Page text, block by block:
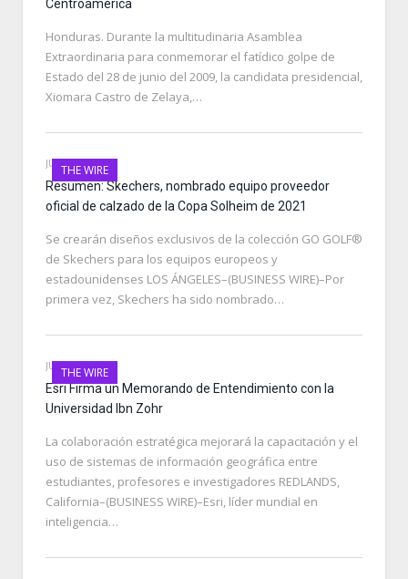
Centroamérica
Honduras. Durante la multitudinaria Asamblea
Extraordinaria para conmemorar el fatídico golpe de
Estado del 28 de junio del 2009, la candidata presidencial,
Xiomara Castro de Zelaya,…
THE WIRE
JUNE 29, 2021
Resumen: Skechers, nombrado equipo proveedor
oficial de calzado de la Copa Solheim de 2021
Se crearán diseños exclusivos de la colección GO GOLF®
de Skechers para los equipos europeos y
estadounidenses LOS ÁNGELES–(BUSINESS WIRE)–Por
primera vez, Skechers ha sido nombrado…
THE WIRE
JUNE 29, 2021
Esri Firma un Memorando de Entendimiento con la
Universidad Ibn Zohr
La colaboración estratégica mejorará la capacitación y el
uso de sistemas de información geográfica entre
estudiantes, profesores e investigadores REDLANDS,
California–(BUSINESS WIRE)–Esri, líder mundial en
inteligencia…